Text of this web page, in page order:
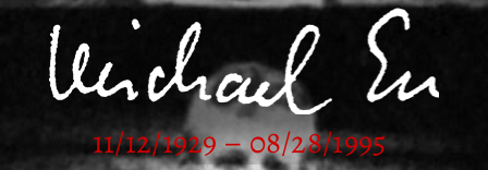
11/12/1929 – 08/28/1995